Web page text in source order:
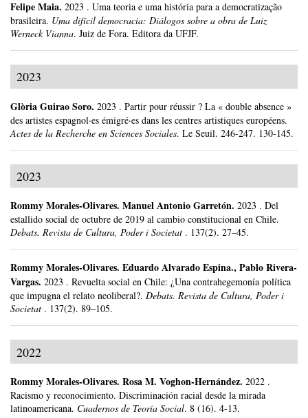
Felipe Maia. 2023 . Uma teoria e uma história para a democratização
brasileira. Uma difícil democracia: Diálogos sobre a obra de Luiz
Werneck Vianna. Juiz de Fora. Editora da UFJF.
2023
Glòria Guirao Soro. 2023 . Partir pour réussir ? La « double absence »
des artistes espagnol·es émigré·es dans les centres artistiques européens.
Actes de la Recherche en Sciences Sociales. Le Seuil. 246-247. 130-145.
2023
Rommy Morales-Olivares. Manuel Antonio Garretón. 2023 . Del
estallido social de octubre de 2019 al cambio constitucional en Chile.
Debats. Revista de Cultura, Poder i Societat . 137(2). 27–45.
Rommy Morales-Olivares. Eduardo Alvarado Espina., Pablo Rivera-
Vargas. 2023 . Revuelta social en Chile: ¿Una contrahegemonía política
que impugna el relato neoliberal?. Debats. Revista de Cultura, Poder i
Societat . 137(2). 89–105.
2022
Rommy Morales-Olivares. Rosa M. Voghon-Hernández. 2022 .
Racismo y reconocimiento. Discriminación racial desde la mirada
latinoamericana. Cuadernos de Teoría Social. 8 (16). 4-13.